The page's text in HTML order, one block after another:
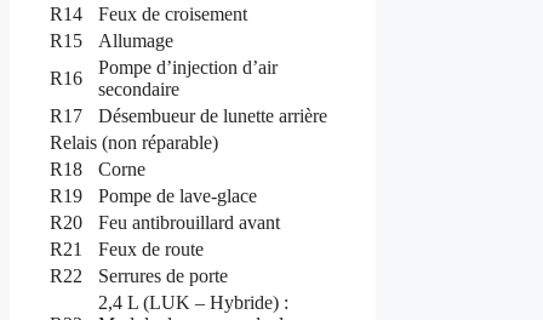
R14
Feux de croisement
R15
Allumage
R16
Pompe d’injection d’air
secondaire
R17
Désembueur de lunette arrière
Relais (non réparable)
R18
Corne
R19
Pompe de lave-glace
R20
Feu antibrouillard avant
R21
Feux de route
R22
Serrures de porte
2,4 L (LUK – Hybride) :